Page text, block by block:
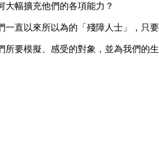
大幅擴充他們的各項能力？
直以來所以為的「殘障人士」，只
要模擬、感受的對象，並為我們的生